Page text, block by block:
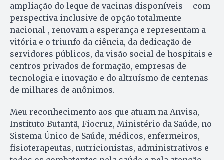
ampliação do leque de vacinas disponíveis – com
perspectiva inclusive de opção totalmente
nacional-, renovam a esperança e representam a
vitória e o triunfo da ciência, da dedicação de
servidores públicos, da visão social de hospitais e
centros privados de formação, empresas de
tecnologia e inovação e do altruísmo de centenas
de milhares de anônimos.
Meu reconhecimento aos que atuam na Anvisa,
Instituto Butantã, Fiocruz, Ministério da Saúde, no
Sistema Único de Saúde, médicos, enfermeiros,
fisioterapeutas, nutricionistas, administrativos e